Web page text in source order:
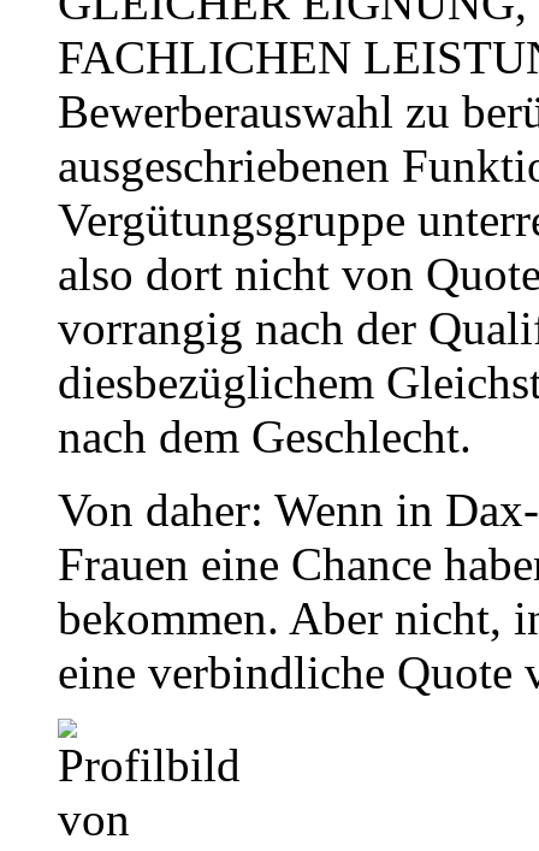
FACHLICHEN
Bewerberauswahl zu
ausgeschriebenen
Vergütungsgruppe
also dort nicht von
vorrangig nach der
diesbezüglichem
nach dem Geschlecht.
Von daher: Wenn in
Frauen eine Chance
bekommen. Aber nicht,
eine verbindliche Quote